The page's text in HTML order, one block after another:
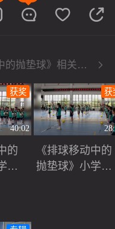
更多《排球,移动中的抛垫球》相关视频
40:02
获奖
的
四
获
《排球移动中的
抛垫球》小学四